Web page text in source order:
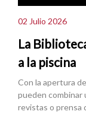
02 Julio 2026
La
a la piscina
Con la apertura
pueden combinar
revistas o prensa